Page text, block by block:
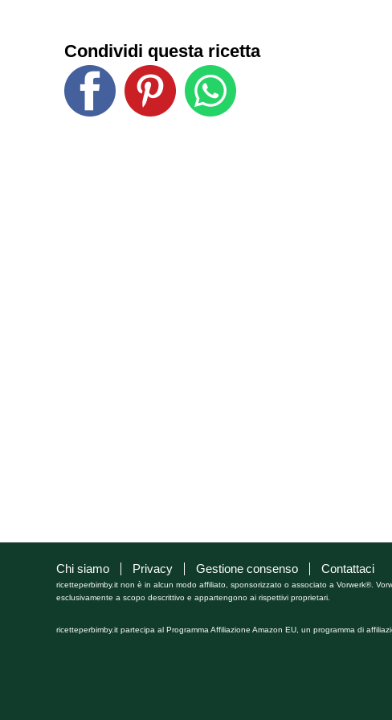
Condividi questa ricetta
Chi siamo Privacy Gestione consenso Contattaci
ricetteperbimby.it non è in alcun modo affiliato, sponsorizzato o associato a Vorwerk®.
esclusivamente a scopo descrittivo e appartengono ai rispettivi proprietari.
ricetteperbimby.it partecipa al Programma Affiliazione Amazon EU, un programma di